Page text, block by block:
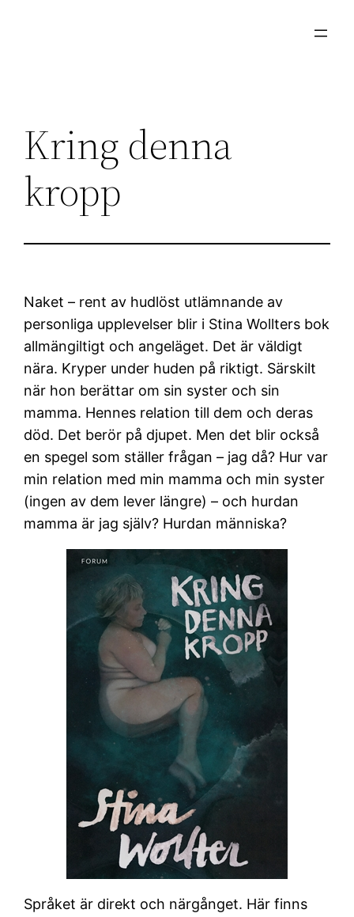
Kring denna
kropp
Naket – rent av hudlöst utlämnande av
personliga upplevelser blir i Stina Wollters bok
allmängiltigt och angeläget. Det är väldigt
nära. Kryper under huden på riktigt. Särskilt
när hon berättar om sin syster och sin
mamma. Hennes relation till dem och deras
död. Det berör på djupet. Men det blir också
en spegel som ställer frågan – jag då? Hur var
min relation med min mamma och min syster
(ingen av dem lever längre) – och hurdan
mamma är jag själv? Hurdan människa?
Språket är direkt och närgånget. Här finns